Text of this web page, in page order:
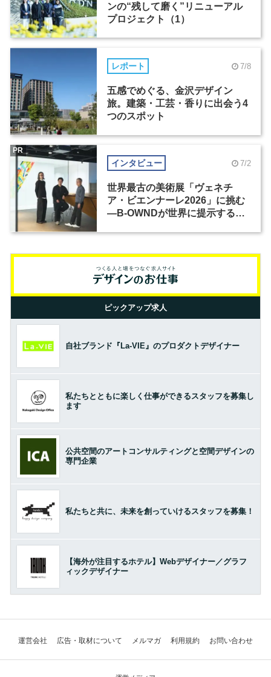
ンの“残して磨く”リニューアル
プロジェクト（1）
レポート 7/8
五感でめぐる、金沢デザイン
旅。建築・工芸・香りに出会う4
つのスポット
インタビュー 7/2
世界最古の美術展「ヴェネチ
ア・ビエンナーレ2026」に挑む
―B-OWNDが世界に提示する美
PR
ピックアップ求人
自社ブランド『La-VIE』のプロダクトデザイナー
私たちとともに楽しく仕事ができるスタッフを募集し
ます
公共空間のアートコンサルティングと空間デザインの
専門企業
私たちと共に、未来を創っていけるスタッフを募集！
【海外が注目するホテル】Webデザイナー／グラフ
ィックデザイナー
運営会社 広告・取材について メルマガ 利用規約 お問い合わせ